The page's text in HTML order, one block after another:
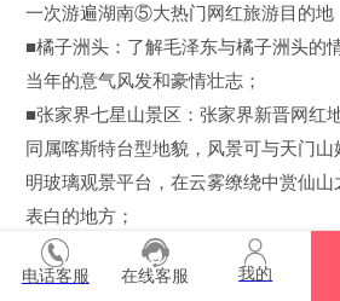
电话客服 在线客服 我的
一次游遍湖南⑤大热门网红旅游目的地
■橘子洲头：了解毛泽东与橘子洲头的
当年的意气风发和豪情壮志；
■张家界七星山景区：张家界新晋网红
同属喀斯特台型地貌，风景可与天门
明玻璃观景平台，在云雾缭绕中赏仙
表白的地方；
■矮寨悬崖玻璃栈道：峡谷奇观，惊险
大峡谷奇秀风光